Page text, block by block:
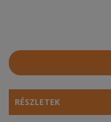
RÉSZLETEK